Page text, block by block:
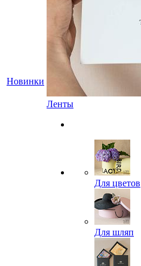
Новинки
Ленты
Для цветов
Для шляп